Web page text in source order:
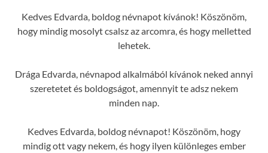
Kedves Edvarda, boldog névnapot kívánok! Köszönöm,
hogy mindig mosolyt csalsz az arcomra, és hogy melletted
lehetek.
Drága Edvarda, névnapod alkalmából kívánok neked annyi
szeretetet és boldogságot, amennyit te adsz nekem
minden nap.
Kedves Edvarda, boldog névnapot! Köszönöm, hogy
mindig ott vagy nekem, és hogy ilyen különleges ember